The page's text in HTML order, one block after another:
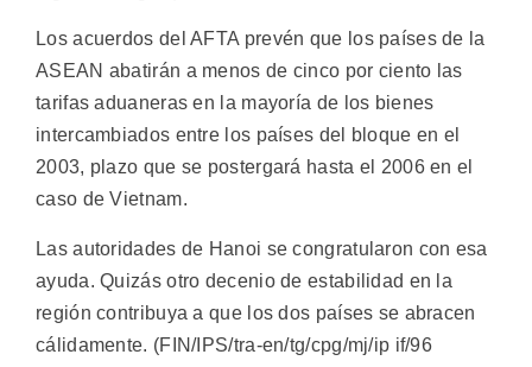
Los acuerdos del AFTA prevén que los países de la
ASEAN abatirán a menos de cinco por ciento las
tarifas aduaneras en la mayoría de los bienes
intercambiados entre los países del bloque en el
2003, plazo que se postergará hasta el 2006 en el
caso de Vietnam.
Las autoridades de Hanoi se congratularon con esa
ayuda. Quizás otro decenio de estabilidad en la
región contribuya a que los dos países se abracen
cálidamente. (FIN/IPS/tra-en/tg/cpg/mj/ip if/96